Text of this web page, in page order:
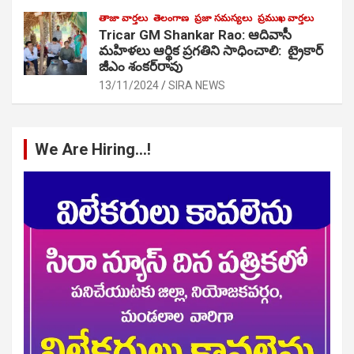
తాజా వార్తలు తెలంగాణ ప్రజా సమస్యలు ప్రముఖ వార్తలు
Tricar GM Shankar Rao: ఆదివాసీ
మహిళలు ఆర్థిక ప్రగతిని సాధించాలి: ట్రైకార్
జీఎం శంకర్‌రావు
13/11/2024 SIRA NEWS
We Are Hiring…!